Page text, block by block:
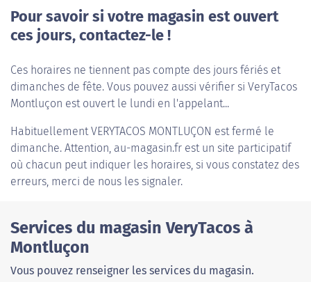
Pour savoir si votre magasin est ouvert
ces jours, contactez-le !
Ces horaires ne tiennent pas compte des jours fériés et
dimanches de fête. Vous pouvez aussi vérifier si VeryTacos
Montluçon est ouvert le lundi en l'appelant...
HabituellementVERYTACOS MONTLUÇON est fermé le
dimanche. Attention, au-magasin.fr est un site participatif
où chacun peut indiquer les horaires, si vous constatez des
erreurs, merci de nous les signaler.
Services du magasin VeryTacos à
Montluçon
Vous pouvez renseigner les services du magasin.